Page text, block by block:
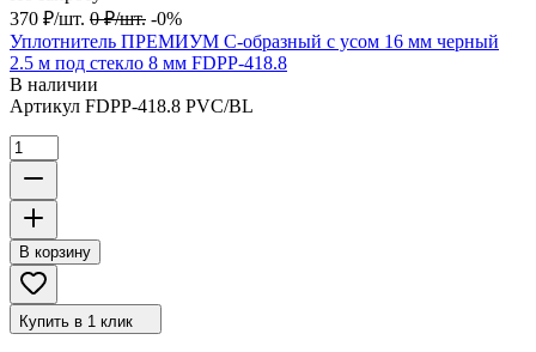
370 ₽/шт. 0 ₽/шт. -0%
Уплотнитель ПРЕМИУМ С-образный с усом 16 мм черный
2.5 м под стекло 8 мм FDPP-418.8
В наличии
Артикул FDPP-418.8 PVC/BL
В корзину
Купить в 1 клик